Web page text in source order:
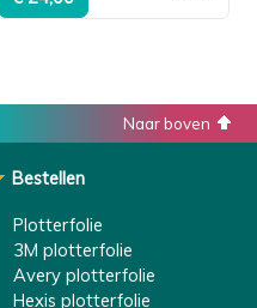
Naar boven
Bestellen
Plotterfolie
3M plotterfolie
Avery plotterfolie
Hexis plotterfolie